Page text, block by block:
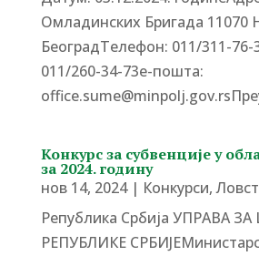
Омладинских Бригада 11070
БеоградTелефон: 011/311-76-
011/260-34-73е-пошта:
Конкурс за субвенције у
за 2024. годину
нов 14, 2024| Конкурси,
Република Србија УПРАВА
РЕПУБЛИКЕ